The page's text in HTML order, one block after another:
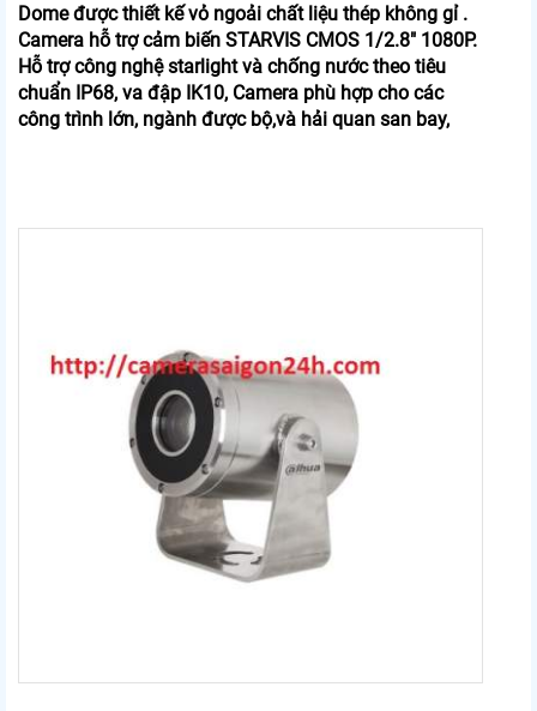
Dome được thiết kế vỏ ngoải chất liệu thép không gỉ .
Camera hỗ trợ cảm biến STARVIS CMOS 1/2.8" 1080P.
Hỗ trợ công nghệ starlight và chống nước theo tiêu
chuẩn IP68, va đập IK10, Camera phù hợp cho các
công trình lớn, ngành được bộ,và hải quan san bay,